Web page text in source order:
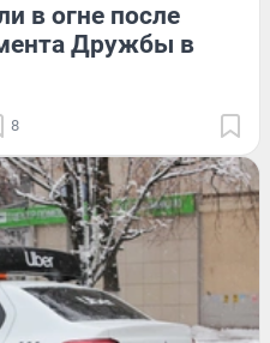
в огне после
Дружбы в
8